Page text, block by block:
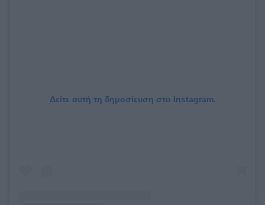
Δείτε αυτή τη δημοσίευση στο Instagram.